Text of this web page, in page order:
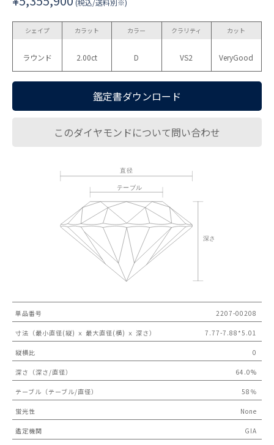
(税込/送料別※)
シェイプ
ラウンド
カラット
2.00ct
カラー
D
クラリティ
VS2
カット
VeryGood
鑑定書ダウンロード
このダイヤモンドについて問い合わせ
単品番号 2207-00208
寸法（最小直径(縦) ｘ 最大直径(横) ｘ 深さ） 7.77-7.88*5.01
縦横比 0
深さ（深さ/直径） 64.0%
テーブル（テーブル/直径） 58％
蛍光性 None
鑑定機関 GIA